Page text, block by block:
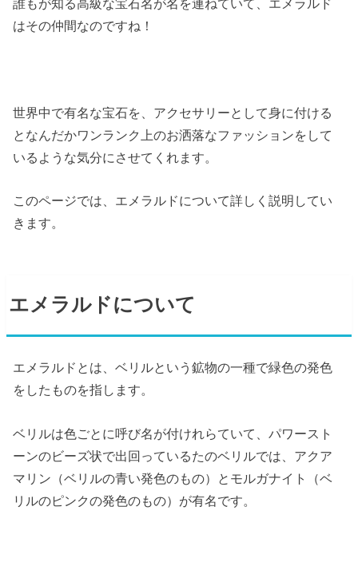
誰もが知る高級な宝石名が名を連ねていて、エメラルド
はその仲間なのですね！
世界中で有名な宝石を、アクセサリーとして身に付ける
となんだかワンランク上のお洒落なファッションをして
いるような気分にさせてくれます。
このページでは、エメラルドについて詳しく説明してい
きます。
エメラルドについて
エメラルドとは、ベリルという鉱物の一種で緑色の発色
をしたものを指します。
ベリルは色ごとに呼び名が付けれらていて、パワースト
ーンのビーズ状で出回っているたのベリルでは、アクア
マリン（ベリルの青い発色のもの）とモルガナイト（ベ
リルのピンクの発色のもの）が有名です。